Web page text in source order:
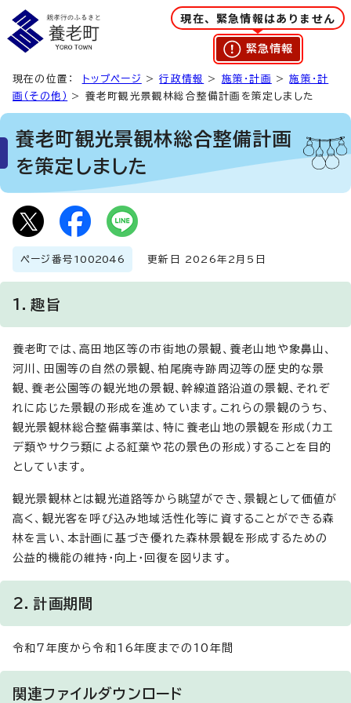
現在、緊急情報はありません
緊急情報
現在の位置： トップページ >行政情報 > 施策・計画 >施策・計
画（その他）
> 養老町観光景観林総合整備計画を策定しました
養老町観光景観林総合整備計画
を策定しました
ページ番号 1002046 更新日 2026年2月5日
1．趣旨
養老町では、高田地区等の市街地の景観、養老山地や象鼻山、
河川、田園等の自然の景観、柏尾廃寺跡周辺等の歴史的な景
観、養老公園等の観光地の景観、幹線道路沿道の景観、それぞ
れに応じた景観の形成を進めています。これらの景観のうち、
観光景観林総合整備事業は、特に養老山地の景観を形成（カエ
デ類やサクラ類による紅葉や花の景色の形成）することを目的
としています。
観光景観林とは観光道路等から眺望ができ、景観として価値が
高く、観光客を呼び込み地域活性化等に資することができる森
林を言い、本計画に基づき優れた森林景観を形成するための
公益的機能の維持・向上・回復を図ります。
2．計画期間
令和7年度から令和16年度までの10年間
関連ファイルダウンロード